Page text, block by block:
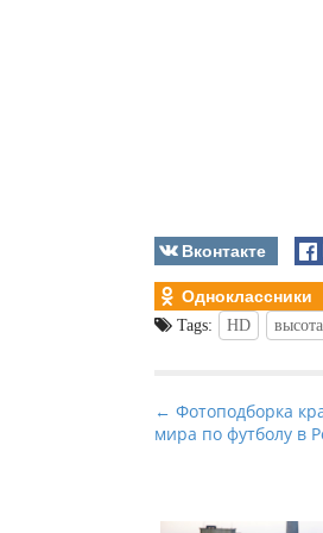
Вконтакте
Одноклассники
Tags: HD высота
P
o
← Фотоподборка
мира по футболу в